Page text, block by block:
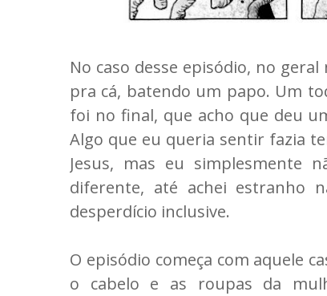
No caso desse episódio, no
pra cá, batendo um papo. Um
foi no final, que acho que deu
Algo que eu queria sentir fazia
Jesus, mas eu simplesmente
diferente, até achei estranho
desperdício inclusive.
O episódio começa com aquele
o cabelo e as roupas da